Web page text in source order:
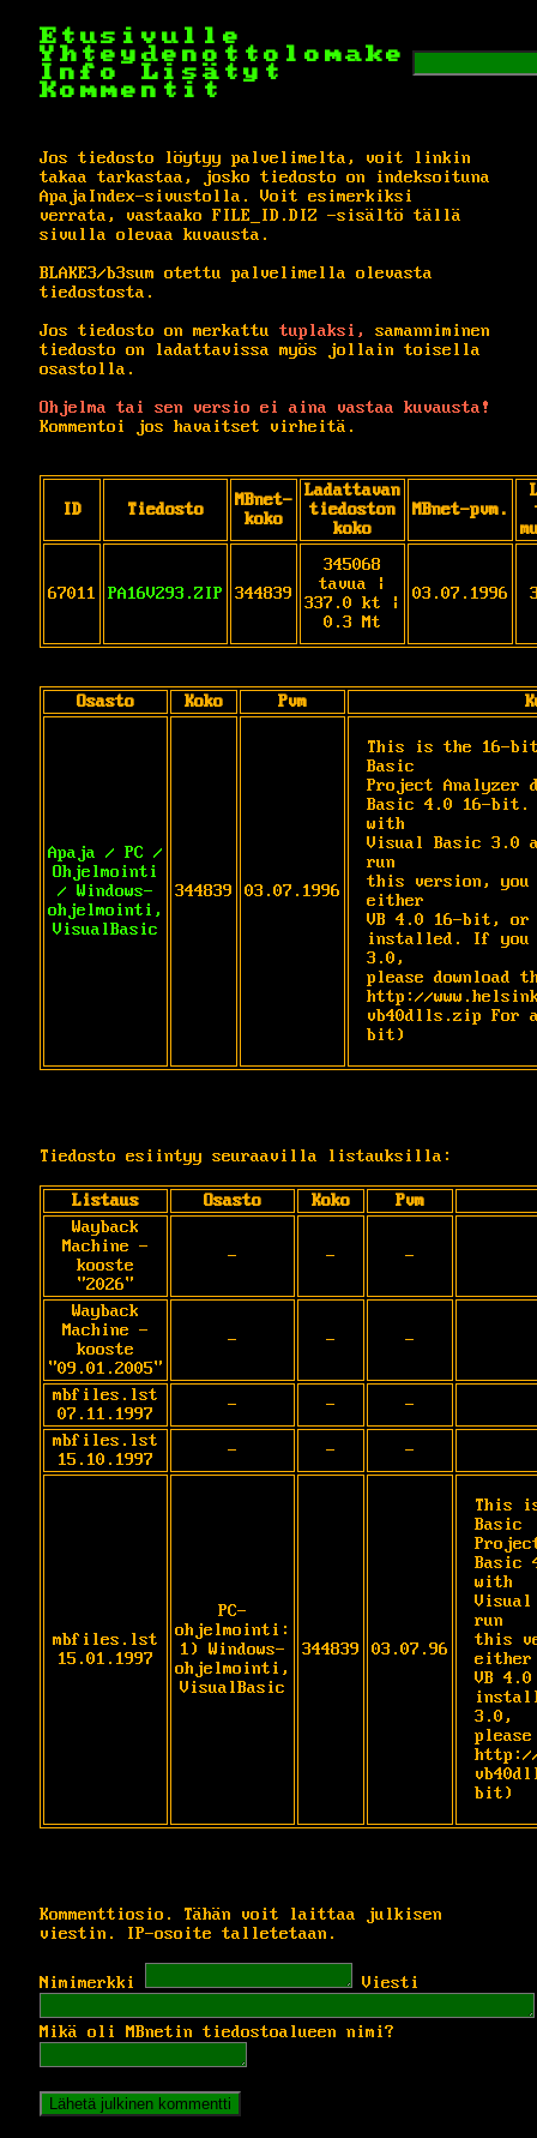
Etusivulle
Yhteydenottolomake
Info
Lisätyt
Kommentit
Jos tiedosto löytyy palvelimelta, voit linkin
takaa tarkastaa, josko tiedosto on indeksoituna
ApajaIndex-sivustolla. Voit esimerkiksi
verrata, vastaako FILE_ID.DIZ -sisältö tällä
sivulla olevaa kuvausta.
BLAKE3/b3sum otettu palvelimella olevasta
tiedostosta.
Jos tiedosto on merkattu tuplaksi,
samanniminen
tiedosto on ladattavissa myös jollain toisella
osastolla.
Ohjelma tai sen versio ei aina vastaa kuvausta!
Kommentoi jos havaitset virheitä.
ID Tiedosto
MBnet-
koko
Ladattavan
tiedoston
koko
MBnet-pvm.
67011 PA16V293.ZIP 344839
345068
tavua |
337.0 kt |
0.3 Mt
03.07.1996
Osasto Koko Pvm
Apaja / PC /
Ohjelmointi
/ Windows-
ohjelmointi,
VisualBasic
344839 03.07.1996
This is the 16-
Basic
Project Analyzer
Basic 4.0 16-bit.
with
Visual Basic 3.0
run
this version, you
either
VB 4.0 16-bit,
installed. If you
3.0,
please download
http://
vb40dlls.zip For
bit)
Tiedosto esiintyy seuraavilla listauksilla:
Listaus Osasto Koko
Pvm
Wayback
Machine -
kooste
"2026"
- - -
Wayback
Machine -
kooste
"09.01.2005"
- - -
mbfiles.lst
07.11.1997
- -
-
mbfiles.lst
15.10.1997
- - -
mbfiles.lst
15.01.1997
PC-
ohjelmointi:
1) Windows-
ohjelmointi,
VisualBasic
344839 03.07.96
This
Basic
Basic
with
run
this
either
VB
3.0,
please
http://
bit)
Kommenttiosio. Tähän voit laittaa julkisen
viestin. IP-osoite talletetaan.
Nimimerkki Viesti
Mikä oli MBnetin tiedostoalueen nimi?